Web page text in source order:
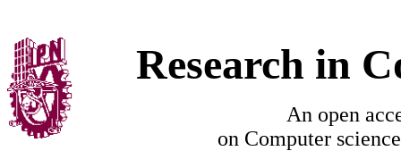
Research in
An open
on Computer